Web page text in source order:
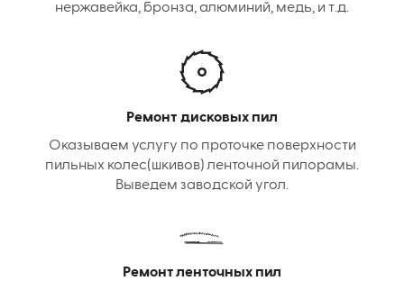
нержавейка, бронза, алюминий, медь, и т.д.
Ремонт дисковых пил
Оказываем услугу по проточке поверхности
пильных колес(шкивов) ленточной пилорамы.
Выведем заводской угол.
Ремонт ленточных пил